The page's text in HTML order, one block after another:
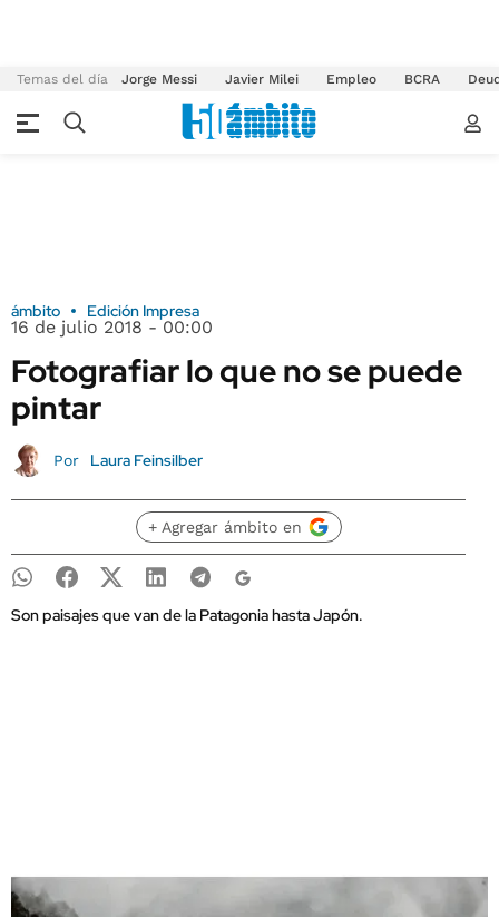
Temas del día Jorge Messi Javier Milei Empleo BCRA
ámbito Edición Impresa
16 de julio 2018 - 00:00
Fotografiar lo que no se puede
pintar
Por Laura Feinsilber
+ Agregar ámbito en
Son paisajes que van de la Patagonia hasta Japón.